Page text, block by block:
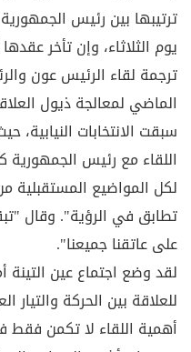
ترتيبها بين رئيس
يوم الثلاثاء، وإن تأخر
الماضي لمعالجة ذيول
سبقت الانتخابات
اللقاء مع رئيس الجمهورية
لكل المواضيع المستقبلية
تطابق في الرؤية". وقال
على عاتقنا جميعنا".
لقد وضع اجتماع عين
للعلاقة بين الحركة
أهمية اللقاء لا تكمن فقط